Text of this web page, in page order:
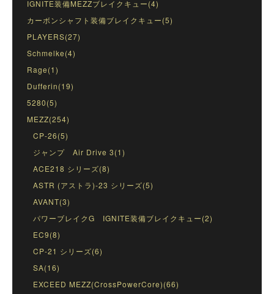
IGNITE装備MEZZブレイクキュー(4)
カーボンシャフト装備ブレイクキュー(5)
PLAYERS(27)
Schmelke(4)
Rage(1)
Dufferin(19)
5280(5)
MEZZ(254)
CP-26(5)
ジャンプ Air Drive 3(1)
ACE218 シリーズ(8)
ASTR (アストラ)-23 シリーズ(5)
AVANT(3)
パワーブレイクG IGNITE装備ブレイクキュー(2)
EC9(8)
CP-21 シリーズ(6)
SA(16)
EXCEED MEZZ(CrossPowerCore)(66)